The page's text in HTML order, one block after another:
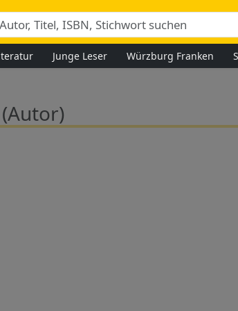
Junge Leser Würzburg Franken
(Autor)